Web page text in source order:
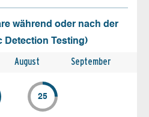
während oder nach der
Detection Testing)
August September
25